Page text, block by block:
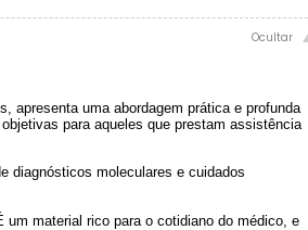
apresenta uma abordagem prática e profunda
para aqueles que prestam assistência
diagnósticos moleculares e cuidados
material rico para o cotidiano do médico, e